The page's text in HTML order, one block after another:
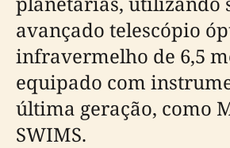
avançado telescópio
infravermelho de 6,5
equipado com
última geração, como
SWIMS.